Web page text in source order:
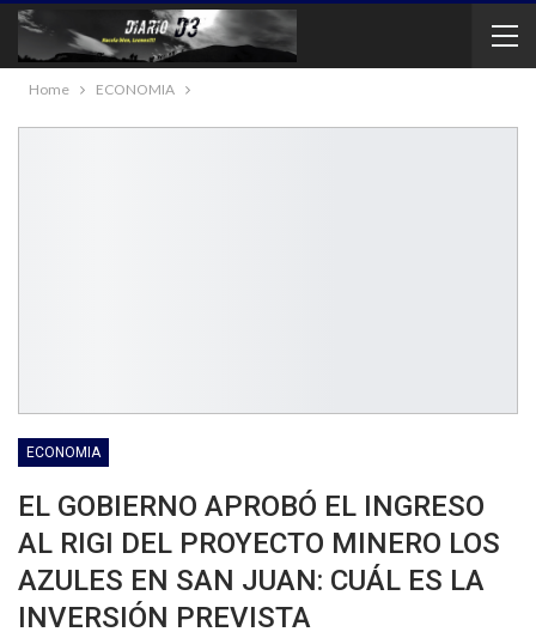
Home ECONOMIA
ECONOMIA
EL GOBIERNO APROBÓ EL INGRESO
AL RIGI DEL PROYECTO MINERO LOS
AZULES EN SAN JUAN: CUÁL ES LA
INVERSIÓN PREVISTA